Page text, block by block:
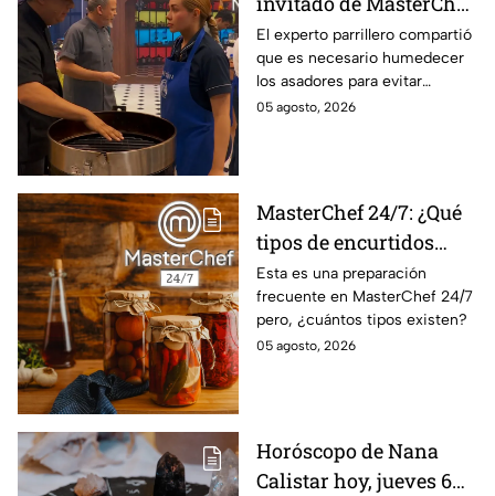
24/7 destaca la
importancia del agua
para la preparación de
cualquier asado
El experto parrillero compartió
que es necesario humedecer
los asadores para evitar
accidentes
05 agosto, 2026
MasterChef 24/7: ¿Qué
tipos de encurtidos
hay?
Esta es una preparación
frecuente en MasterChef 24/7
pero, ¿cuántos tipos existen?
05 agosto, 2026
Horóscopo de Nana
Calistar hoy, jueves 6